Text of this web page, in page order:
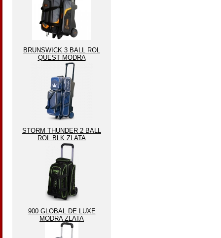
BRUNSWICK 3 BALL ROL
QUEST MODRA
STORM THUNDER 2 BALL
ROL BLK ZLATA
900 GLOBAL DE LUXE
MODRA ZLATA